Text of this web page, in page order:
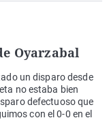
Oyarzabal
un disparo desde
no estaba bien
defectuoso que
con el 0-0 en el